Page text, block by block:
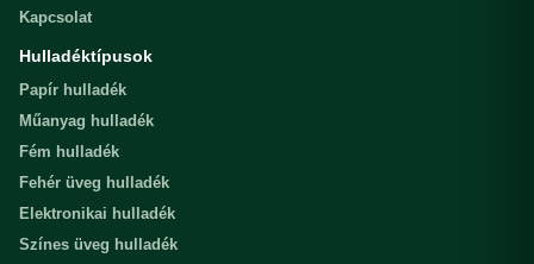
Kapcsolat
Hulladéktípusok
Papír hulladék
Műanyag hulladék
Fém hulladék
Fehér üveg hulladék
Elektronikai hulladék
Színes üveg hulladék